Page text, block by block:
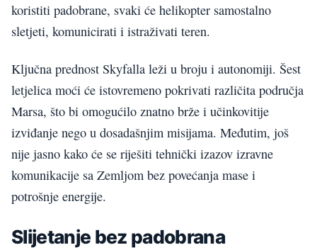
koristiti padobrane, svaki će helikopter samostalno
sletjeti, komunicirati i istraživati teren.
Ključna prednost Skyfalla leži u broju i autonomiji. Šest
letjelica moći će istovremeno pokrivati različita područja
Marsa, što bi omogućilo znatno brže i učinkovitije
izviđanje nego u dosadašnjim misijama. Međutim, još
nije jasno kako će se riješiti tehnički izazov izravne
komunikacije sa Zemljom bez povećanja mase i
potrošnje energije.
Slijetanje bez padobrana